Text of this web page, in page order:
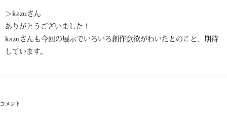
＞kazuさん
ありがとうございました！
kazuさんも今回の展示でいろいろ創作意欲がわいたとのこと、期待
しています。
コメント